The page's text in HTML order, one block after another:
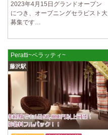
2023年4月15日グランドオープン
につき、オープニングセラピスト大
募集です…
Peratti~ペラッティ~
藤沢駅